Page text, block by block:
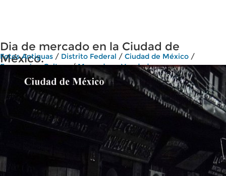
Dia de mercado en la Ciudad de
México.
Fotos Antiguas / Distrito Federal / Ciudad de México /
Economía y Cultura/Mercados y Vendedores